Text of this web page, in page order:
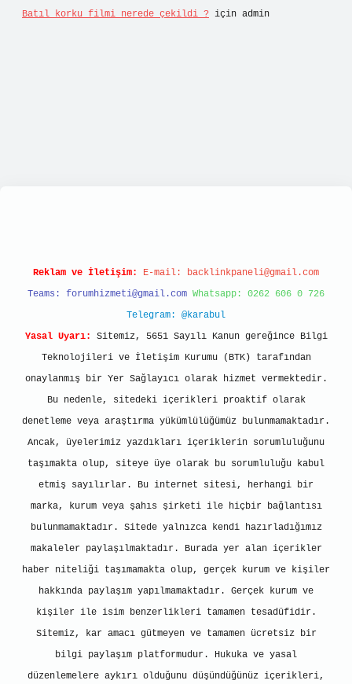
Batıl korku filmi nerede çekildi ? için admin
Reklam ve İletişim: E-mail: backlinkpaneli@gmail.com
Teams: forumhizmeti@gmail.com Whatsapp: 0262 606 0 726
Telegram: @karabul
Yasal Uyarı:
Sitemiz, 5651 Sayılı Kanun gereğince Bilgi
Teknolojileri ve İletişim Kurumu (BTK) tarafından
onaylanmış bir Yer Sağlayıcı olarak hizmet vermektedir.
Bu nedenle, sitedeki içerikleri proaktif olarak
denetleme veya araştırma yükümlülüğümüz bulunmamaktadır.
Ancak, üyelerimiz yazdıkları içeriklerin sorumluluğunu
taşımakta olup, siteye üye olarak bu sorumluluğu kabul
etmiş sayılırlar. Bu internet sitesi, herhangi bir
marka, kurum veya şahıs şirketi ile hiçbir bağlantısı
bulunmamaktadır. Sitede yalnızca kendi hazırladığımız
makaleler paylaşılmaktadır. Burada yer alan içerikler
haber niteliği taşımamakta olup, gerçek kurum ve kişiler
hakkında paylaşım yapılmamaktadır. Gerçek kurum ve
kişiler ile isim benzerlikleri tamamen tesadüfidir.
Sitemiz, kar amacı gütmeyen ve tamamen ücretsiz bir
bilgi paylaşım platformudur. Hukuka ve yasal
düzenlemelere aykırı olduğunu düşündüğünüz içerikleri,